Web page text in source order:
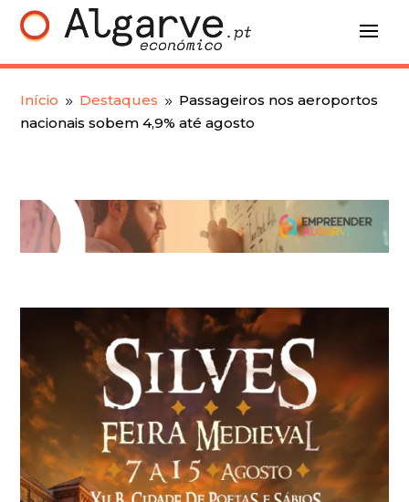
Início 9 Destaques 9 Passageiros nos aeroportos
nacionais sobem 4,9% até agosto